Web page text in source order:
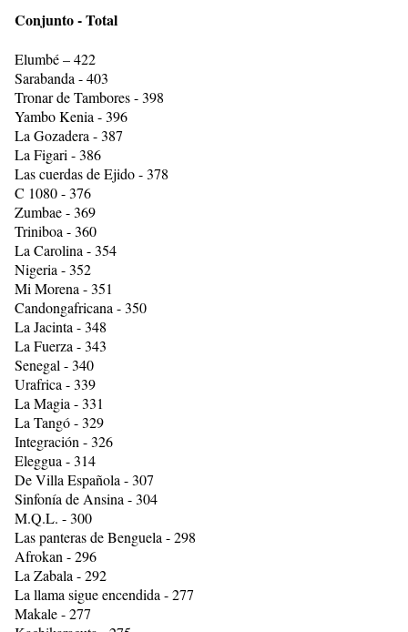
Conjunto - Total
Elumbé – 422
Sarabanda - 403
Tronar de Tambores - 398
Yambo Kenia - 396
La Gozadera - 387
La Figari - 386
Las cuerdas de Ejido - 378
C 1080 - 376
Zumbae - 369
Triniboa - 360
La Carolina - 354
Nigeria - 352
Mi Morena - 351
Candongafricana - 350
La Jacinta - 348
La Fuerza - 343
Senegal - 340
Urafrica - 339
La Magia - 331
La Tangó - 329
Integración - 326
Eleggua - 314
De Villa Española - 307
Sinfonía de Ansina - 304
M.Q.L. - 300
Las panteras de Benguela - 298
Afrokan - 296
La Zabala - 292
La llama sigue encendida - 277
Makale - 277